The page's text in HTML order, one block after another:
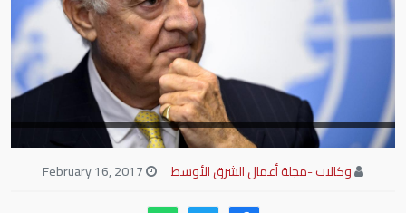
وكالات -مجلة أعمال الشرق الأوسط